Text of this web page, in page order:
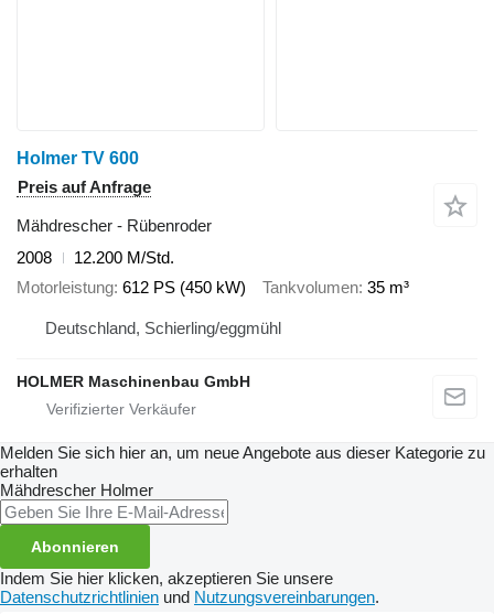
Holmer TV 600
Preis auf Anfrage
Mähdrescher - Rübenroder
2008
12.200 M/Std.
Motorleistung 612 PS (450 kW) Tankvolumen 35 m³
Deutschland, Schierling/eggmühl
HOLMER Maschinenbau GmbH
Melden Sie sich hier an, um neue Angebote aus dieser Kategorie zu
erhalten
Mähdrescher Holmer
Abonnieren
Indem Sie hier klicken, akzeptieren Sie unsere
Datenschutzrichtlinien und Nutzungsvereinbarungen.